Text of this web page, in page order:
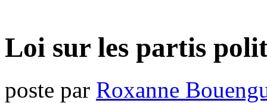
Loi sur les partis
poste par Roxanne